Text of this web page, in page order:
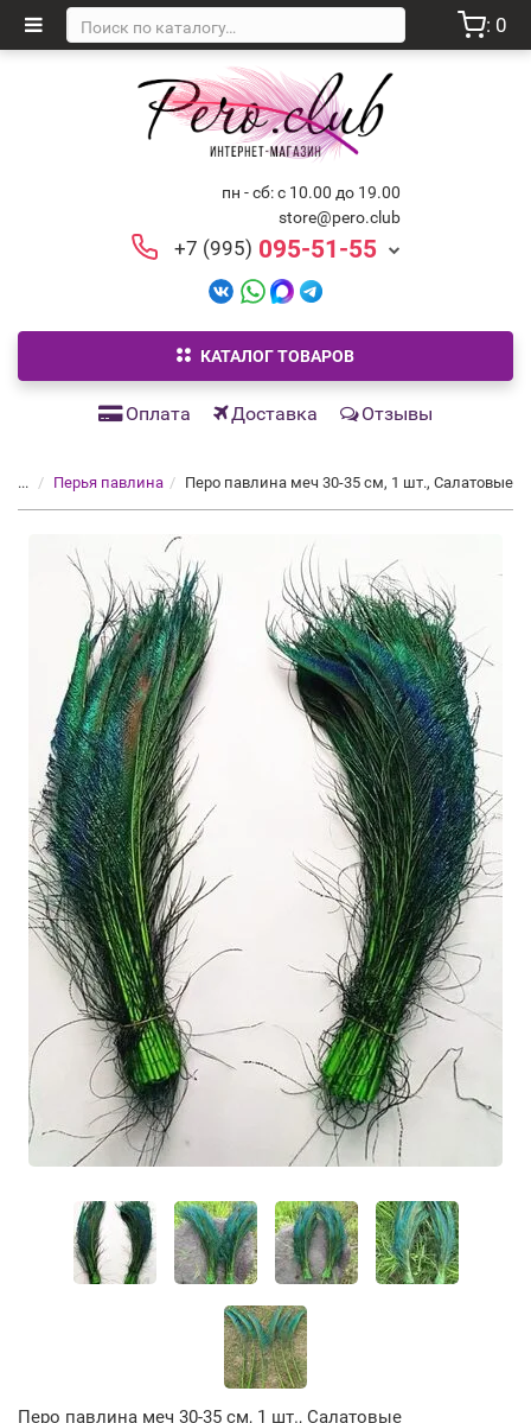
: 0
пн - сб: с 10.00 до 19.00
store@pero.club
+7 (995) 095-51-55
КАТАЛОГ ТОВАРОВ
Оплата Доставка Отзывы
... Перья павлина Перо павлина меч 30-35 см, 1 шт., Салатовые
Перо павлина меч 30-35 см, 1 шт., Салатовые